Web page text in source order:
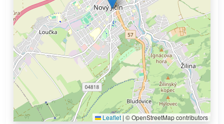
Leaflet | © OpenStreetMap contributors